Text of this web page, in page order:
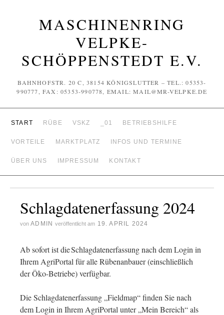
MASCHINENRING
VELPKE-
SCHÖPPENSTEDT E.V.
BAHNHOFSTR. 20 C, 38154 KÖNIGSLUTTER – TEL.: 05353-
990777, FAX: 05353-990778, EMAIL: MAIL@MR-VELPKE.DE
START RÜBE VSKZ _01 BETRIEBSHILFE
VORTEILE MARKTPLATZ INFOS UND TERMINE
ÜBER UNS IMPRESSUM KONTAKT
Schlagdatenerfassung 2024
von ADMIN veröffentlicht am 19. APRIL 2024
Ab sofort ist die Schlagdatenerfassung nach dem Login in
Ihrem AgriPortal für alle Rübenanbauer (einschließlich
der Öko-Betriebe) verfügbar.
Die Schlagdatenerfassung „Fieldmap“ finden Sie nach
dem Login in Ihrem AgriPortal unter „Mein Bereich“ als